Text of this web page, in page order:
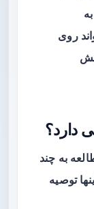
روی
دارد؟
به چند
توصیه